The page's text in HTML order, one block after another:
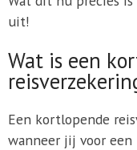
uit!
Wat is een
Een kortlopende
wanneer jij voor